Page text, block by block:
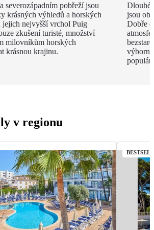
severozápadním pobřeží jsou
krásných výhledů a horských
jejich nejvyšší vrchol Puig
zkušení turisté, množství
milovníkům horských
krásnou krajinu.
Dlouhé
jsou
Dobře
v regionu